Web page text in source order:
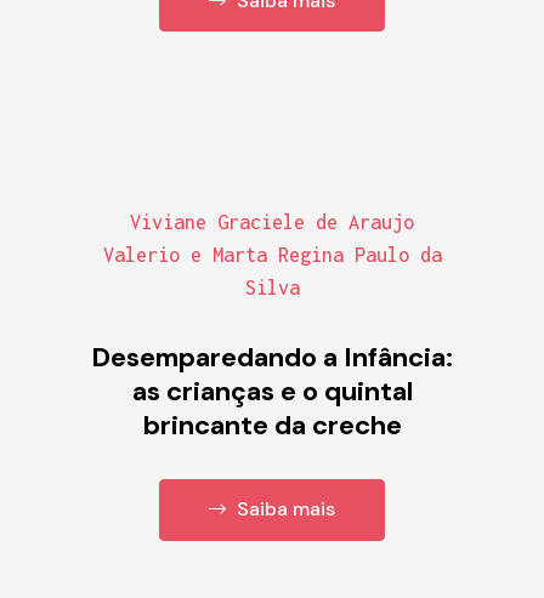
Viviane Graciele de Araujo
Valerio e Marta Regina Paulo da
Silva
Desemparedando a Infância:
as crianças e o quintal
brincante da creche
Saiba mais